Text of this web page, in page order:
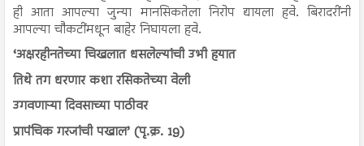
ही आता आपल्या जुन्या मानसिकतेला निरोप द्यायला हवे. बिरादरींनी
आपल्या चौकटींमधून बाहेर निघायला हवे.
‘अक्षरहीनतेच्या चिखलात धसलेल्यांची उभी हयात
तिथे तग धरणार कशा रसिकतेच्या वेली
उगवणाऱ्या दिवसाच्या पाठीवर
प्रापंचिक गरजांची पखाल’ (पृ.क्र. 19)